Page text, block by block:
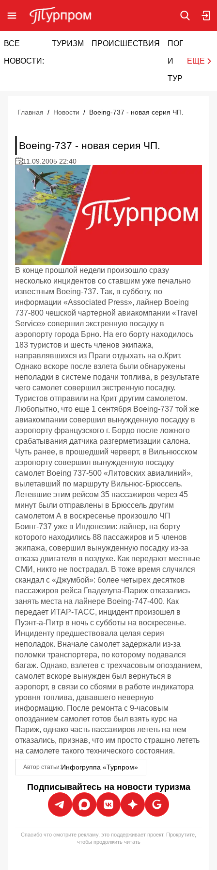
ВСЕ
НОВОСТИ:
ТУРИЗМ ПРОИСШЕСТВИЯ ПОГОДА
И
ТУРИЗМ
ЕЩЕ
Главная / Новости / Boeing-737 - новая серия ЧП.
Boeing-737 - новая серия ЧП.
11.09.2005 22:40
В конце прошлой недели произошло сразу
несколько инцидентов со ставшим уже печально
известным Boeing-737. Так, в субботу, по
информации «Associated Press», лайнер Boeing
737-800 чешской чартерной авиакомпании «Travel
Service» совершил экстренную посадку в
аэропорту города Брно. На его борту находилось
183 туристов и шесть членов экипажа,
направлявшихся из Праги отдыхать на о.Крит.
Однако вскоре после взлета были обнаружены
неполадки в системе подачи топлива, в результате
чего самолет совершил экстренную посадку.
Туристов отправили на Крит другим самолетом.
Любопытно, что еще 1 сентября Boeing-737 той же
авиакомпании совершил вынужденную посадку в
аэропорту французского г. Бордо после ложного
срабатывания датчика разгерметизации салона.
Чуть ранее, в прошедший черверт, в Вильнюсском
аэропорту совершил вынужденную посадку
самолет Boeing 737-500 «Литовских авиалиний»,
вылетавший по маршруту Вильнюс-Брюссель.
Летевшие этим рейсом 35 пассажиров через 45
минут были отправлены в Брюссель другим
самолетом А в воскресенье произошло ЧП
Боинг-737 уже в Индонезии: лайнер, на борту
которого находились 88 пассажиров и 5 членов
экипажа, совершил вынужденную посадку из-за
отказа двигателя в воздухе. Как передают местные
СМИ, никто не пострадал. В тоже время случился
скандал с «Джумбой»: более четырех десятков
пассажиров рейса Гваделупа-Париж отказались
занять места на лайнере Boeing-747-400. Как
передает ИТАР-ТАСС, инцидент произошел в
Пуэнт-а-Питр в ночь с субботы на воскресенье.
Инциденту предшествовала целая серия
неполадок. Вначале самолет задержали из-за
поломки транспортера, по которому подавался
багаж. Однако, взлетев с трехчасовым опозданием,
самолет вскоре вынужден был вернуться в
аэропорт, в связи со сбоями в работе индикатора
уровня топлива, дававшего неверную
информацию. После ремонта с 9-часовым
опозданием самолет готов был взять курс на
Париж, однако часть пассажиров лететь на нем
отказались, признав, что им просто страшно лететь
на самолете такого технического состояния.
Автор статьи:Инфогруппа «Турпром»
Подписывайтесь на новости туризма
Спасибо что смотрите рекламу, это поддерживает проект. Прокрутите,
чтобы продолжить читать